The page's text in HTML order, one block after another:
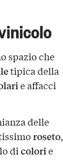
spazio che
tipica della
e affacci
delle
roseto,
dicolorie